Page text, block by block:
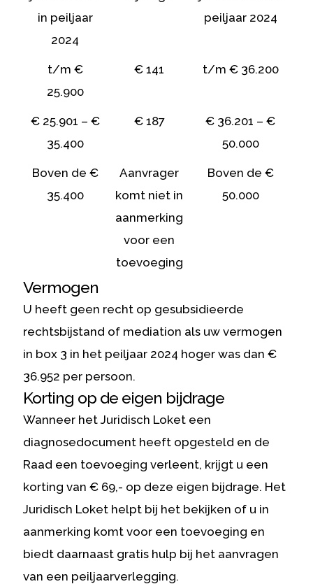
in peiljaar
2024
peiljaar 2024
t/m €
25.900
€ 141 t/m € 36.200
€ 25.901 – €
35.400
€ 187
€ 36.201 – €
50.000
Boven de €
35.400
Aanvrager
komt niet in
aanmerking
voor een
toevoeging
Boven de €
50.000
Vermogen
U heeft geen recht op gesubsidieerde
rechtsbijstand of mediation als uw vermogen
in box 3 in het peiljaar 2024 hoger was dan €
36.952 per persoon.
Korting op de eigen bijdrage
Wanneer het Juridisch Loket een
diagnosedocument heeft opgesteld en de
Raad een toevoeging verleent, krijgt u een
korting van € 69,- op deze eigen bijdrage. Het
Juridisch Loket helpt bij het bekijken of u in
aanmerking komt voor een toevoeging en
biedt daarnaast gratis hulp bij het aanvragen
van een peiljaarverlegging.